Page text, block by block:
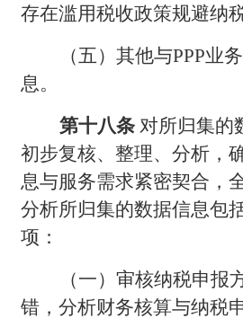
存在滥用税收政策规避纳
（五）其他与PPP业
息。
第十八条对所归集的
初步复核、整理、分析，
息与服务需求紧密契合，
分析所归集的数据信息包
项：
（一）审核纳税申报
错，分析财务核算与纳税